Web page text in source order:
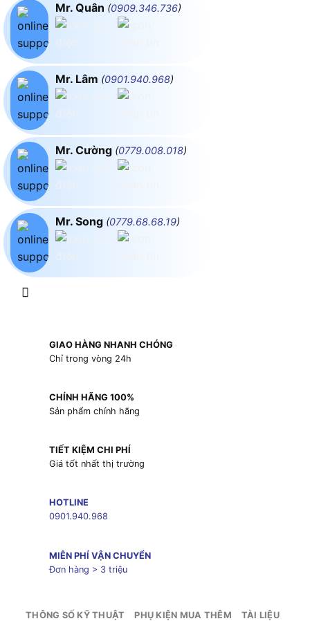
Mr. Quân (0909.346.736)
Mr. Lâm (0901.940.968)
Mr. Cường (0779.008.018)
Mr. Song (0779.68.68.19)
GIAO HÀNG NHANH CHÓNG
Chỉ trong vòng 24h
CHÍNH HÃNG 100%
Sản phẩm chính hãng
TIẾT KIỆM CHI PHÍ
Giá tốt nhất thị trường
HOTLINE
0901.940.968
MIỄN PHÍ VẬN CHUYỂN
Đơn hàng > 3 triệu
THÔNG SỐ KỸ THUẬT PHỤ KIỆN MUA THÊM TÀI LIỆU